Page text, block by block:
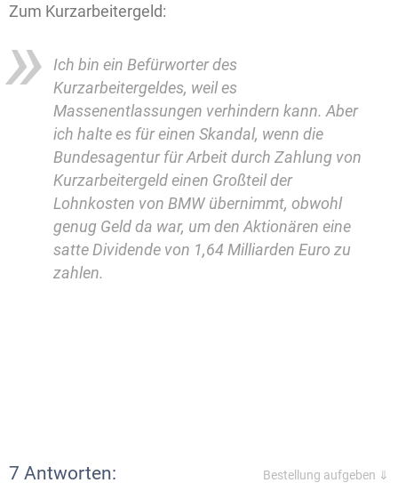
Zum Kurzarbeitergeld:
Ich bin ein Befürworter des
Kurzarbeitergeldes, weil es
Massenentlassungen verhindern kann. Aber
ich halte es für einen Skandal, wenn die
Bundesagentur für Arbeit durch Zahlung von
Kurzarbeitergeld einen Großteil der
Lohnkosten von BMW übernimmt, obwohl
genug Geld da war, um den Aktionären eine
satte Dividende von 1,64 Milliarden Euro zu
zahlen.
7 Antworten: Bestellung aufgeben ⇓